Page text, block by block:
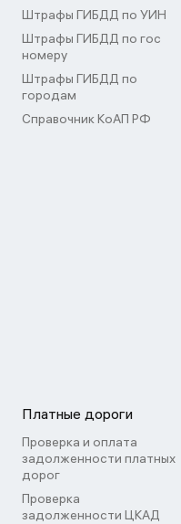
Штрафы ГИБДД по УИН
Штрафы ГИБДД по гос
номеру
Штрафы ГИБДД по
городам
Справочник КоАП РФ
Платные дороги
Проверка и оплата
задолженности платных
дорог
Проверка
задолженности ЦКАД